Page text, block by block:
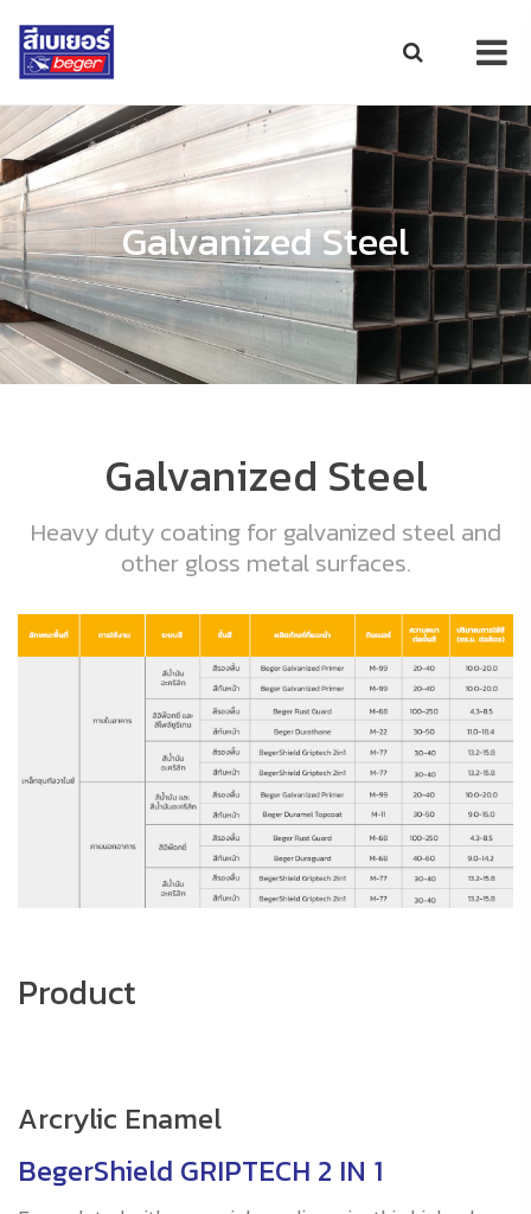
Galvanized Steel
Galvanized Steel
Heavy duty coating for galvanized steel and
other gloss metal surfaces.
Product
Arcrylic Enamel
BegerShield GRIPTECH 2 IN 1